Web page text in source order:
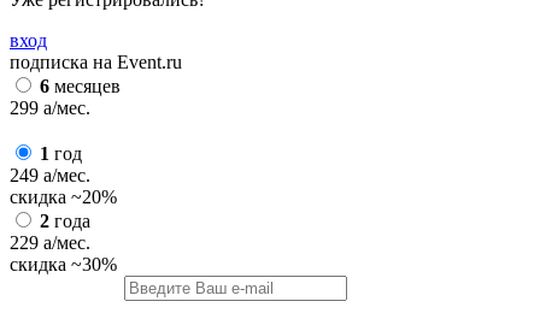
вход
подписка на Event.ru
6 месяцев
299 a/мес.
1 год
249 a/мес.
скидка ~20%
2 года
229 a/мес.
скидка ~30%